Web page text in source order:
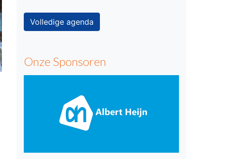
Volledige agenda
Onze Sponsoren